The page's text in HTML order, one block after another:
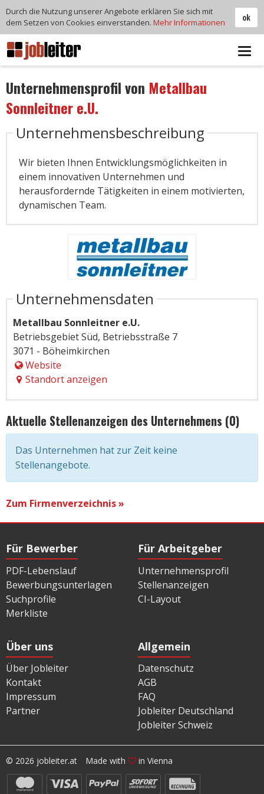
Unternehmensprofil von Metallbau
Sonnleitner e.U.
Unternehmensbeschreibung
Wir bieten Ihnen Entwicklungsmöglichkeiten in
einem innovativen Unternehmen und
herausfordernde Tätigkeiten in einem motivierten,
dynamischen Team.
Unternehmensdaten
Metallbau Sonnleitner e.U.
Betriebsgebiet Süd, Betriebsstraße 7
3071 - Böheimkirchen
Website
Standort anzeigen
Aktuelle Stellenanzeigen des Unternehmens (0)
Das Unternehmen hat zur Zeit keine
Stellenangebote.
Zum Firmenverzeichnis »
Für Bewerber
PDF-Lebenslauf
Bewerbungsunterlagen
Suchprofile
Merkliste
Für Arbeitgeber
Unternehmensprofil
Stellenanzeigen
CI-Layout
Über uns
Über Jobleiter
Kontakt
Impressum
Partner
Allgemein
Datenschutz
AGB
FAQ
Jobleiter Deutschland
Jobleiter Schweiz
© 2026 jobleiter.at Made with in Vienna
ok
Durch die Nutzung unserer Angebote erklären Sie sich mit
dem Setzen von Cookies einverstanden. Mehr Informationen